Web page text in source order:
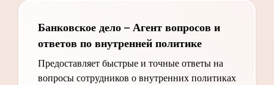
Банковское дело – Агент вопросов и
ответов по внутренней политике
Предоставляет быстрые и точные ответы на
вопросы сотрудников о внутренних политиках